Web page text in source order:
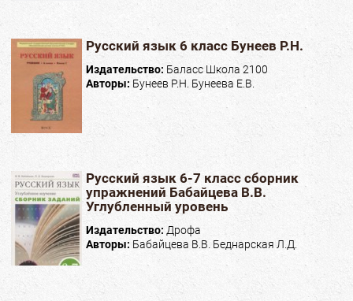
Русский язык 6 класс Бунеев Р.Н.
Издательство: Баласс Школа 2100
Авторы: Бунеев Р.Н. Бунеева Е.В.
Русский язык 6-7 класс сборник
упражнений Бабайцева В.В.
Углубленный уровень
Издательство: Дрофа
Авторы: Бабайцева В.В. Беднарская Л.Д.